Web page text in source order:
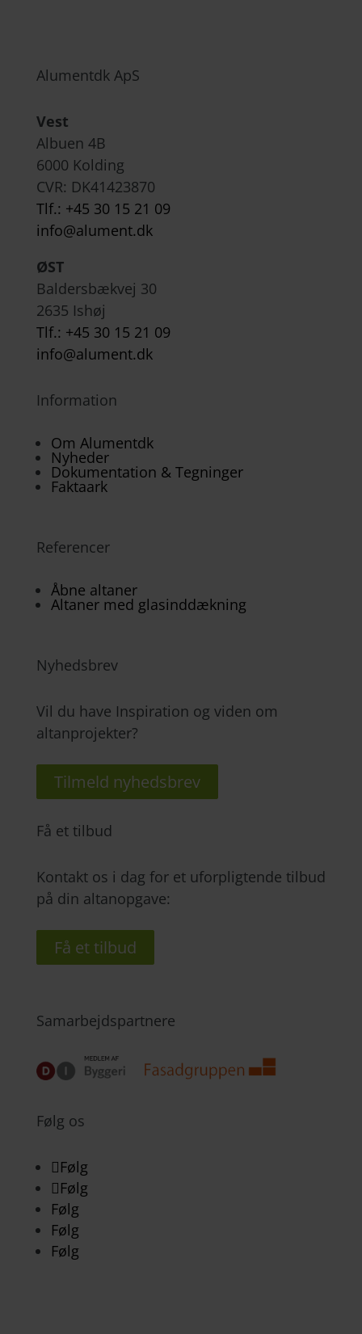
Alumentdk ApS
Vest
Albuen 4B
6000 Kolding
CVR: DK41423870
Tlf.: +45 30 15 21 09
info@alument.dk
ØST
Baldersbækvej 30
2635 Ishøj
Tlf.: +45 30 15 21 09
info@alument.dk
Information
Om Alumentdk
Nyheder
Dokumentation & Tegninger
Faktaark
Referencer
Åbne altaner
Altaner med glasinddækning
Nyhedsbrev
Vil du have Inspiration og viden om
altanprojekter?
Tilmeld nyhedsbrev
Få et tilbud
Kontakt os i dag for et uforpligtende tilbud
på din altanopgave:
Få et tilbud
Samarbejdspartnere
Følg os
Følg
Følg
Følg
Følg
Følg